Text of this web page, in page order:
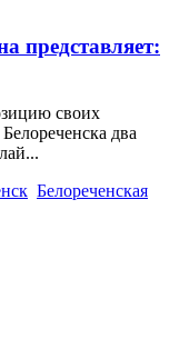
представляет:
своих
два
Белореченская